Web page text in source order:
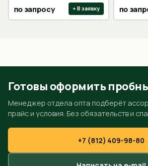
по запросу + В заявку по
Готовы оформить
Менеджер отдела опта подберёт
прайс и условия. Без обязательств и
+7 (812) 409-98-80